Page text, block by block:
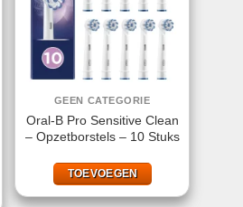
GEEN CATEGORIE
Oral-B Pro Sensitive Clean
– Opzetborstels – 10 Stuks
TOEVOEGEN